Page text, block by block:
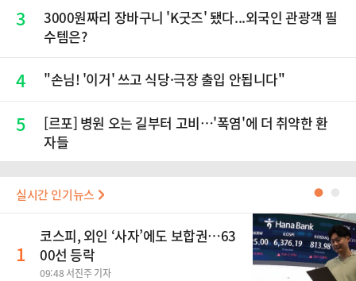
3
3000원짜리 장바구니 'K굿즈' 됐다...외국인 관광객 필
수템은?
4 "손님! '이거' 쓰고 식당·극장 출입 안됩니다"
5
[르포] 병원 오는 길부터 고비…'폭염'에 더 취약한 환
자들
실시간 인기뉴스 ●
1
코스피, 외인 ‘사자’에도 보합권…63
00선 등락
09:48 서진주 기자